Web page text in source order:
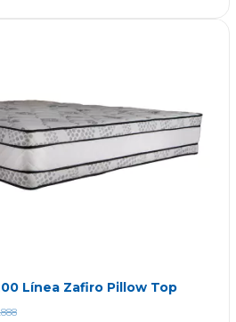
Línea Zafiro Pillow Top